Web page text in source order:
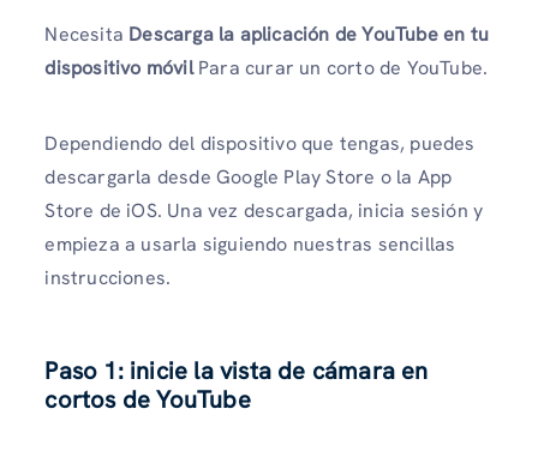
Necesita Descarga la aplicación de YouTube en tu
dispositivo móvilPara curar un corto de YouTube.
Dependiendo del dispositivo que tengas, puedes
descargarla desde Google Play Store o la App
Store de iOS. Una vez descargada, inicia sesión y
empieza a usarla siguiendo nuestras sencillas
instrucciones.
Paso 1: inicie la vista de cámara en
cortos de YouTube